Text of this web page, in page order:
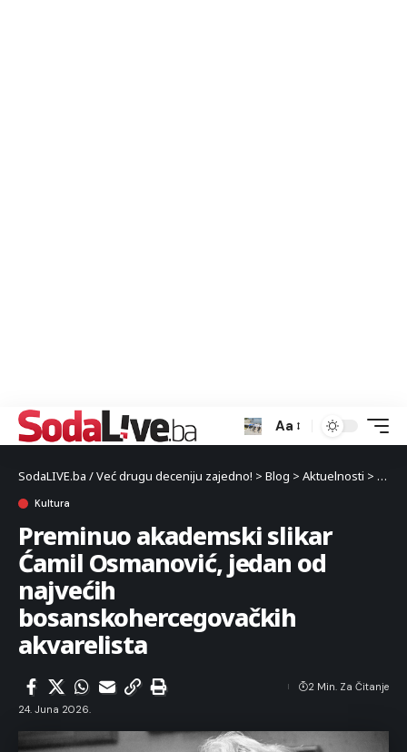
Aa
SodaLIVE.ba / Već drugu deceniju zajedno! > Blog > Aktuelnosti >
Kultura
Preminuo akademski slikar
Ćamil Osmanović, jedan od
najvećih
bosanskohercegovačkih
akvarelista
24. Juna 2026.
2 Min. Za Čitanje